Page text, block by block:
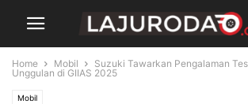
Home Mobil
Suzuki Tawarkan Pengalaman
Unggulan di GIIAS 2025
Mobil